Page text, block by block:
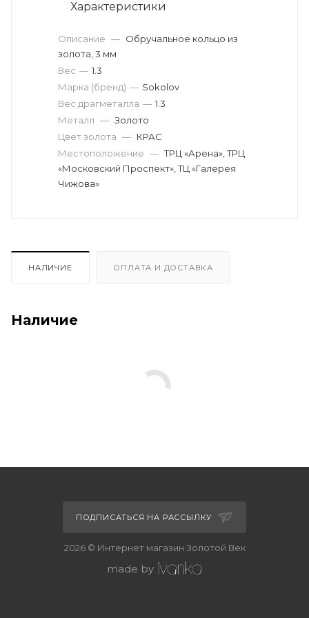
Характеристики
Описание — Обручальное кольцо из
золота, 3 мм
Вес драгметалла — 1.3
Марка (бренд) — Sokolov
Вес — 1.3
Металл — Золото
Цвет золота — КРАС
Местоположение — ТРЦ «Арена», ТРЦ
«Московский Проспект», ТЦ «Галерея
Чижова»
НАЛИЧИЕ ОПЛАТА И ДОСТАВКА
Наличие
ПОДПИСАТЬСЯ НА РАССЫЛКУ
2026 © Интернет магазин Золотой Век
made by